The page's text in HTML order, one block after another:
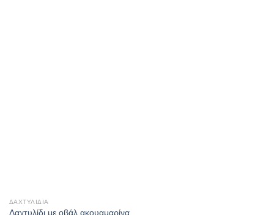
ΔΑΧΤΥΛΊΔΙΑ
Δαχτυλίδι με οβάλ ακουαμαρίνα